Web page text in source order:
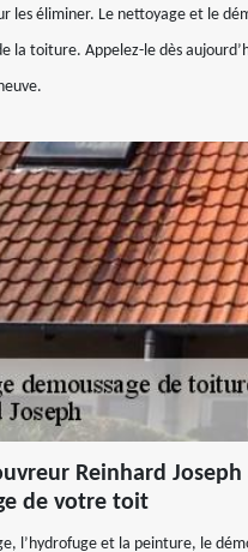
les éliminer. Le nettoyage et le
la toiture. Appelez-le dès
Reinhard
de votre toit
l’hydrofuge et la peinture, le